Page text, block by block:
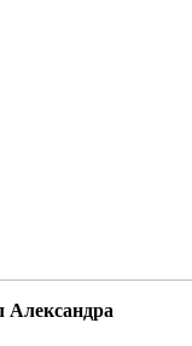
Александра